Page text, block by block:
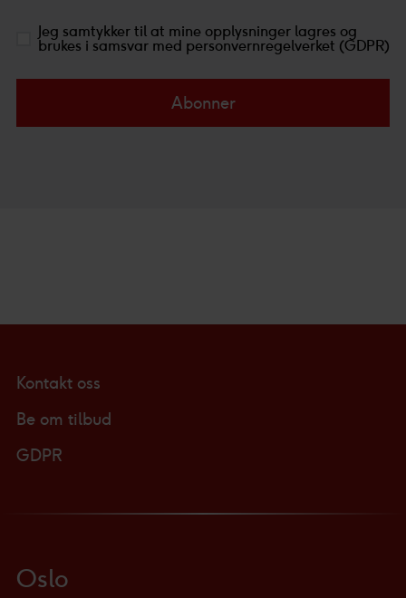
Jeg samtykker til at mine opplysninger lagres og
brukes i samsvar med personvernregelverket (GDPR)
Abonner
Kontakt oss
Be om tilbud
GDPR
Oslo